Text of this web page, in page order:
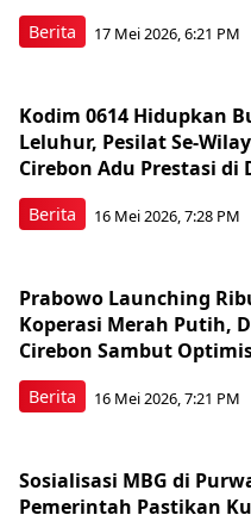
Berita 17 Mei 2026, 6:21 PM
Berita
Kodim 0614 Hidupkan
Leluhur, Pesilat Se-
Cirebon Adu Prestasi di
16 Mei 2026, 7:28 PM
Berita
Prabowo Launching
Koperasi Merah Putih,
Cirebon Sambut
16 Mei 2026, 7:21 PM
Sosialisasi MBG di
Pemerintah Pastikan